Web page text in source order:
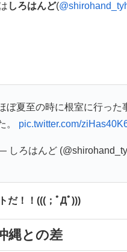
しろはんど(
ぼ夏至の時に根室に行った
。 pic.twitter.com/
しろはんど
だ！！(((；ﾟДﾟ)))
縄との差